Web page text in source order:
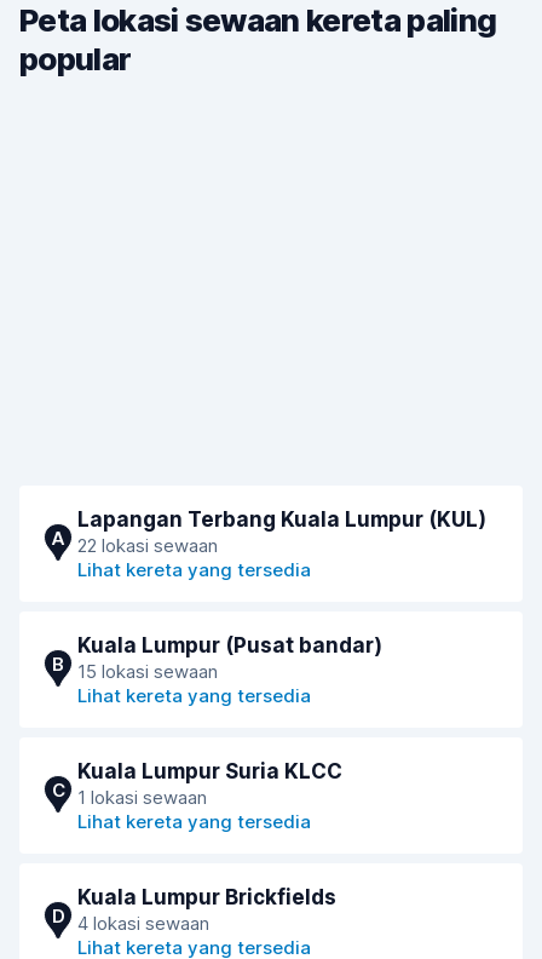
Peta lokasi sewaan kereta paling
popular
A
Lapangan Terbang Kuala Lumpur (KUL)
22 lokasi sewaan
Lihat kereta yang tersedia
B
Kuala Lumpur (Pusat bandar)
15 lokasi sewaan
Lihat kereta yang tersedia
C
Kuala Lumpur Suria KLCC
1 lokasi sewaan
Lihat kereta yang tersedia
D
Kuala Lumpur Brickfields
4 lokasi sewaan
Lihat kereta yang tersedia